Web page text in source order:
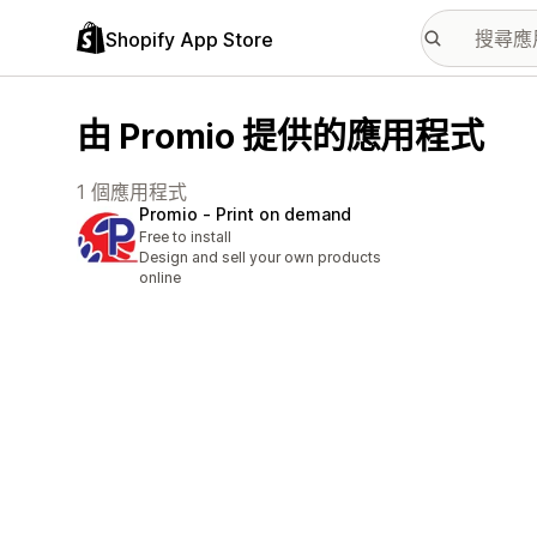
Shopify App Store
由 Promio 提供的應用程式
1 個應用程式
Promio ‑ Print on demand
Free to install
Design and sell your own products
online